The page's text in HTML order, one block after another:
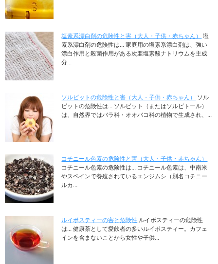
塩素系漂白剤の危険性と害（大人・子供・赤ちゃん）
塩
素系漂白剤の危険性は... 家庭用の塩素系漂白剤は、強い
漂白作用と殺菌作用がある次亜塩素酸ナトリウムを主成
分...
ソルビットの危険性と害（大人・子供・赤ちゃん）
ソル
ビットの危険性は... ソルビット（またはソルビトール）
は、自然界ではバラ科・オオバコ科の植物で生成され、...
コチニール色素の危険性と害（大人・子供・赤ちゃん）
コチニール色素の危険性は... コチニール色素は、中南米
やスペインで養殖されているエンジムシ（別名コチニー
ルカ...
ルイボスティーの害と危険性 ルイボスティーの危険性
は... 健康茶として愛飲者の多いルイボスティー。カフェ
インを含まないことから女性や子供...